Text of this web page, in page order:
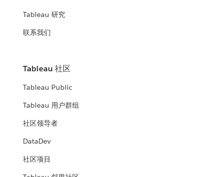
Tableau 研究
联系我们
Tableau 社区
Tableau Public
Tableau 用户群组
社区领导者
DataDev
社区项目